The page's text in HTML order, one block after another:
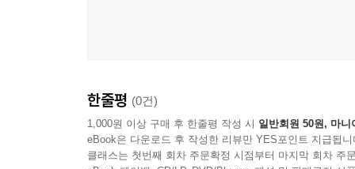
한줄평 (0건)
1,000원 이상 구매 후 한줄평 작성 시 일반회원 50원, 마니
eBook은 다운로드 후 작성한 리뷰만 YES포인트 지급됩니
클래스는 첫번째 회차 주문확정 시점부터 마지막 회차 주